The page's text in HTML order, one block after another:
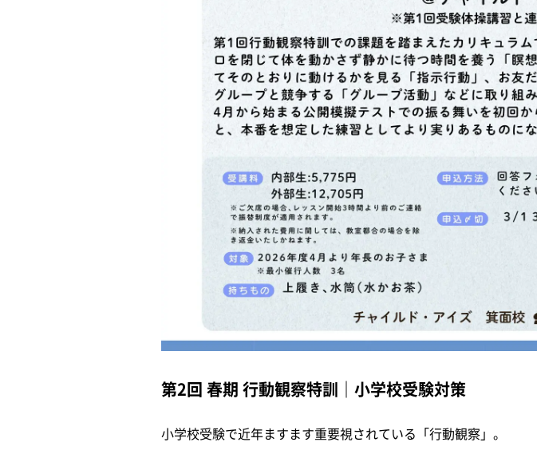
第2回 春期 行動観察特訓｜小学校受験対策
小学校受験で近年ますます重要視されている「行動観察」。